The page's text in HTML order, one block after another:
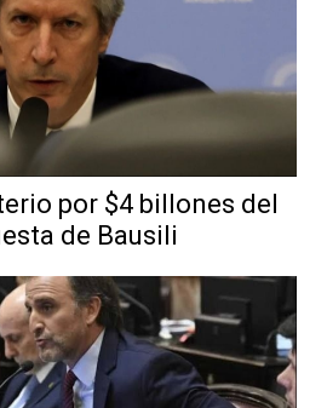
por $4 billones del
de Bausili